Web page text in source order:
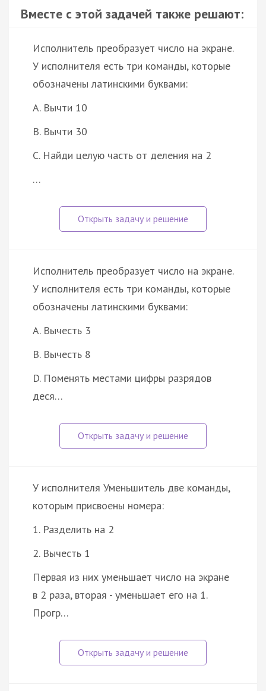
Вместе с этой задачей также решают:
Исполнитель преобразует число на экране.
У исполнителя есть три команды, которые
обозначены латинскими буквами:
A. Вычти 10
B. Вычти 30
C. Найди целую часть от деления на 2
…
Исполнитель преобразует число на экране.
У исполнителя есть три команды, которые
обозначены латинскими буквами:
A. Вычесть 3
B. Вычесть 8
D. Поменять местами цифры разрядов
деся…
У исполнителя Уменьшитель две команды,
которым присвоены номера:
1. Разделить на 2
2. Вычесть 1
Первая из них уменьшает число на экране
в 2 раза, вторая - уменьшает его на 1.
Прогр…